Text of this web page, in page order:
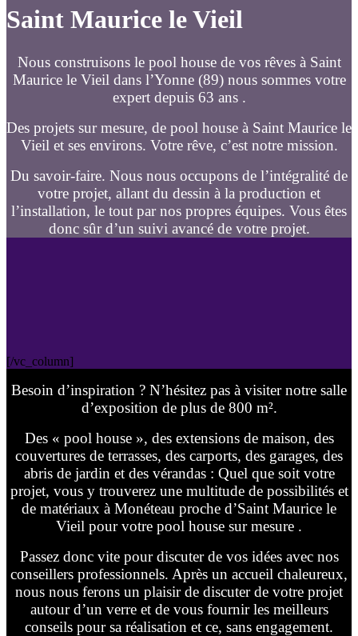
Saint Maurice le Vieil
Nous construisons le pool house de vos rêves à Saint
Maurice le Vieil dans l’Yonne (89) nous sommes votre
expert depuis 63 ans .
Des projets sur mesure, de pool house à Saint Maurice le
Vieil et ses environs. Votre rêve, c’est notre mission.
Du savoir-faire. Nous nous occupons de l’intégralité de
votre projet, allant du dessin à la production et
l’installation, le tout par nos propres équipes. Vous êtes
donc sûr d’un suivi avancé de votre projet.
[/vc_column]
Besoin d’inspiration ? N’hésitez pas à visiter notre salle
d’exposition de plus de 800 m².
Des « pool house », des extensions de maison, des
couvertures de terrasses, des carports, des garages, des
abris de jardin et des vérandas : Quel que soit votre
projet, vous y trouverez une multitude de possibilités et
de matériaux à Monéteau proche d’Saint Maurice le
Vieil pour votre pool house sur mesure .
Passez donc vite pour discuter de vos idées avec nos
conseillers professionnels. Après un accueil chaleureux,
nous nous ferons un plaisir de discuter de votre projet
autour d’un verre et de vous fournir les meilleurs
conseils pour sa réalisation et ce, sans engagement.